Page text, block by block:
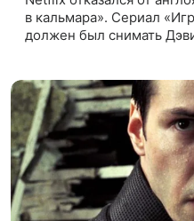
в кальмара». Сериал
должен был снимать